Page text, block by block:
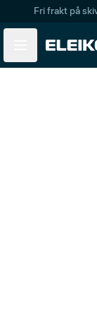
Skip to main
Fri frakt på
Skip to